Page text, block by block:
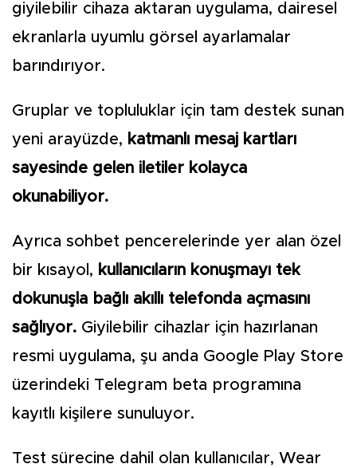
giyilebilir cihaza aktaran uygulama, dairesel
ekranlarla uyumlu görsel ayarlamalar
barındırıyor.
Gruplar ve topluluklar için tam destek sunan
yeni arayüzde, katmanlı mesaj kartları
sayesinde gelen iletiler kolayca
okunabiliyor.
Ayrıca sohbet pencerelerinde yer alan özel
bir kısayol, kullanıcıların konuşmayı tek
dokunuşla bağlı akıllı telefonda açmasını
sağlıyor. Giyilebilir cihazlar için hazırlanan
resmi uygulama, şu anda Google Play Store
üzerindeki Telegram beta programına
kayıtlı kişilere sunuluyor.
Test sürecine dahil olan kullanıcılar, Wear